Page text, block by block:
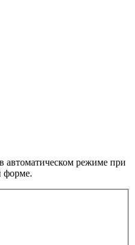
автоматическом режиме при
форме.